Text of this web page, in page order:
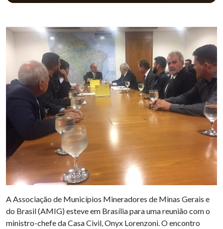
A Associação de Municípios Mineradores de Minas Gerais e
do Brasil (AMIG) esteve em Brasília para uma reunião com o
ministro-chefe da Casa Civil, Onyx Lorenzoni. O encontro